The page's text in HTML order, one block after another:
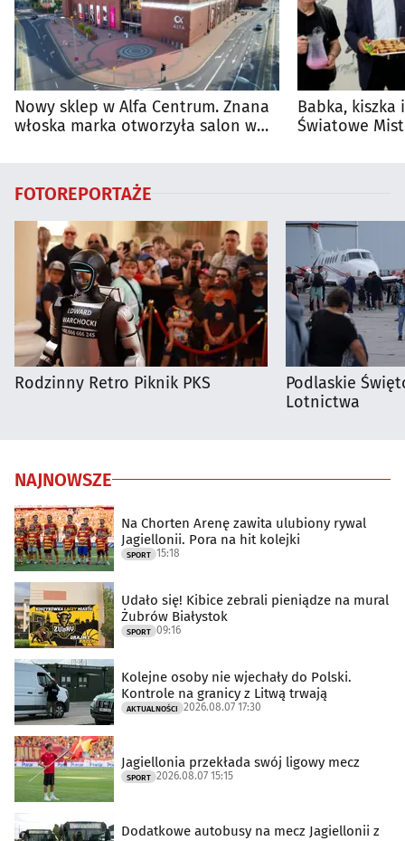
Nowy sklep w Alfa Centrum. Znana
włoska marka otworzyła salon w
Babka, kiszka
Światowe
FOTOREPORTAŻE
Rodzinny Retro Piknik PKS
Podlaskie
Lotnictwa
NAJNOWSZE
Na Chorten Arenę zawita ulubiony rywal
Jagiellonii. Pora na hit kolejki
SPORT 15:18
Udało się! Kibice zebrali pieniądze na mural
Żubrów Białystok
SPORT 09:16
Kolejne osoby nie wjechały do Polski.
Kontrole na granicy z Litwą trwają
AKTUALNOŚCI 2026.08.07 17:30
Jagiellonia przekłada swój ligowy mecz
SPORT 2026.08.07 15:15
Dodatkowe autobusy na mecz Jagiellonii z